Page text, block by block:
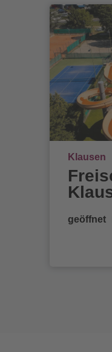
Ort
Klausen
geöffnet